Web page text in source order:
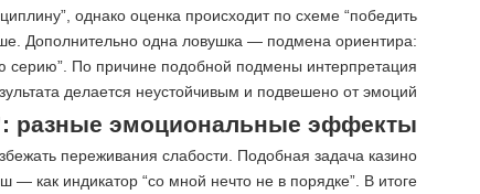
однако оценка происходит по схеме “победить
Дополнительно одна ловушка — подмена ориентира:
серию”. По причине подобной подмены интерпретация
делается неустойчивым и подвешено от эмоций.
разные эмоциональные эффекты
переживания слабости. Подобная задача казино
— как индикатор “со мной нечто не в порядке”. В итоге